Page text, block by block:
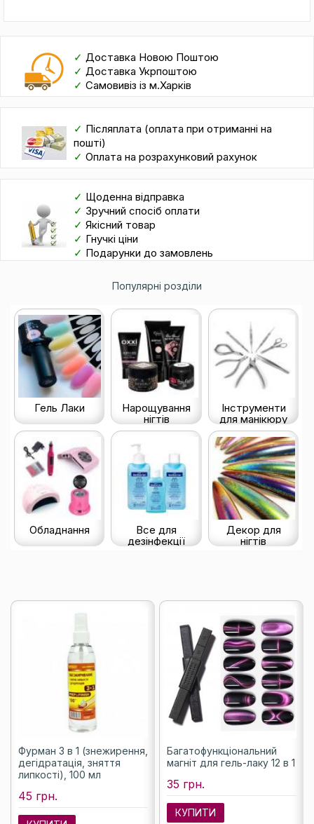
✓ Доставка Новою Поштою
✓ Доставка Укрпоштою
✓ Самовивіз із м.Харків
✓ Післяплата (оплата при отриманні на
пошті)
✓ Оплата на розрахунковий рахунок
✓ Щоденна відправка
✓ Зручний спосіб оплати
✓ Якісний товар
✓ Гнучкі ціни
✓ Подарунки до замовлень
Популярні розділи
Гель Лаки
Нарощування
нігтів
Інструменти
для манікюру
Обладнання
Все для
дезінфекції
Декор для
нігтів
Фурман 3 в 1 (знежирення,
дегідратація, зняття
липкості), 100 мл
45 грн.
Багатофункціональний
магніт для гель-лаку 12 в 1
35 грн.
КУПИТИ